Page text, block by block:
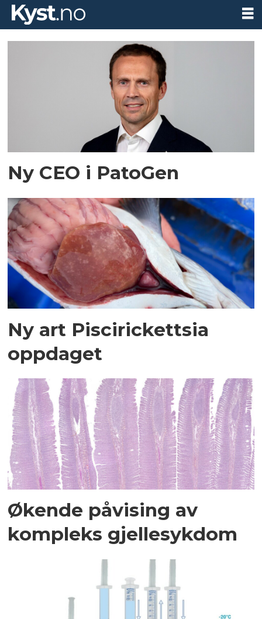
Tag:
Ny CEO i PatoGen
Ny art Piscirickettsia
oppdaget
Økende påvising av
kompleks gjellesykdom